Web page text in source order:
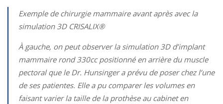
Exemple de chirurgie mammaire avant après avec la
simulation 3D CRISALIX®
À gauche, on peut observer la simulation 3D d’implant
mammaire rond 330cc positionné en arrière du muscle
pectoral que le Dr. Hunsinger a prévu de poser chez l’une
de ses patientes. Elle a pu comparer les volumes en
faisant varier la taille de la prothèse au cabinet en